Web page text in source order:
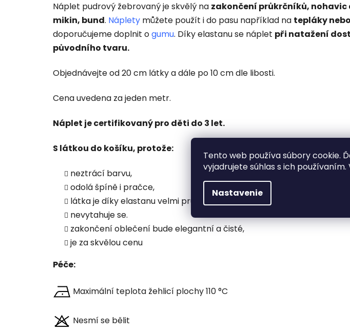
Tento web používa súbory cookie.
vyjadrujete súhlas s ich
Nastavenie
Náplet pudrový žebrovaný je skvělý na zakončení průkrčníků, nohavic
mikin, bund. Náplety můžete použít i do pasu například na tepláky
doporučujeme doplnit ogumu. Díky elastanu se náplet při natažení
původního tvaru.
Objednávejte od 20 cm látky a dále po 10 cm dle libosti.
Cena uvedena za jeden metr.
Náplet je certifikovaný pro děti do 3 let.
S látkou do košíku, protože:
neztrácí barvu,
odolá špíně i pračce,
látka je díky elastanu velmi pružná,
nevytahuje se.
zakončení oblečení bude elegantní a čisté,
je za skvělou cenu
Péče:
Maximální teplota žehlicí plochy 110 °C
Nesmí se bělit